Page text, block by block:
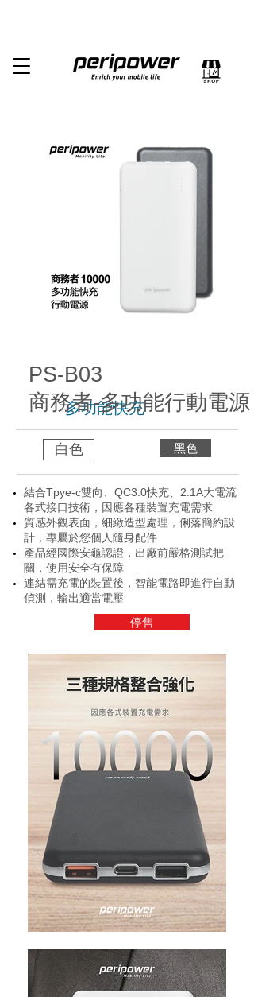
多功能快充
白色 黑色
結合Tpye-c雙向、QC3.0快充、2.1A大電流
各式接口技術，因應各種裝置充電需求
質感外觀表面，細緻造型處理，俐落簡約設
計，專屬於您個人隨身配件
產品經國際安龜認證，出廠前嚴格測試把
關，使用安全有保障
連結需充電的裝置後，智能電路即進行自動
偵測，輸出適當電壓
停售
PS-B03
商務者-多功能行動電源